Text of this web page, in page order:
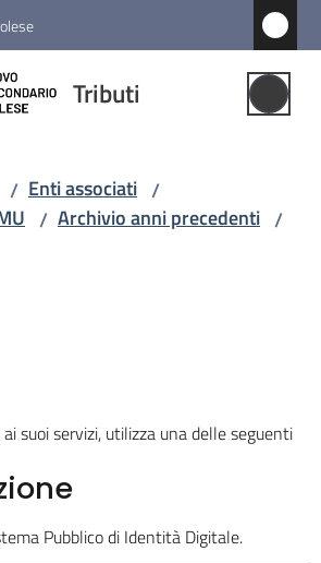
Tributi
Tributi
Gestione
/ Enti associati /
/ Archivio anni precedenti /
suoi servizi, utilizza una delle seguenti
Pubblico di Identità Digitale.